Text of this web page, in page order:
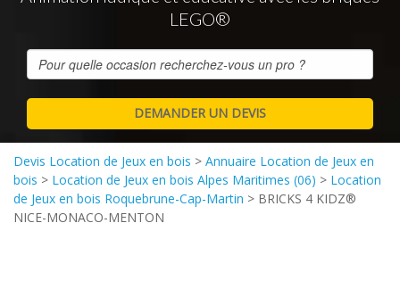
LEGO®
Devis Location de Jeux en bois > Annuaire Location de Jeux en
bois > Location de Jeux en bois Alpes Maritimes (06) > Location
de Jeux en bois Roquebrune-Cap-Martin > BRICKS 4 KIDZ®
NICE-MONACO-MENTON